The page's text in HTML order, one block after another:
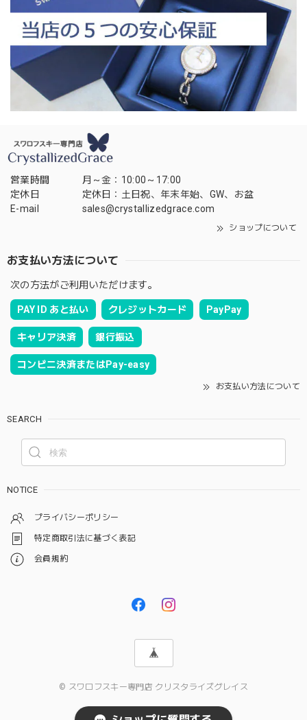
営業時間
月～金：10:00～17:00
定休日
定休日：土日祝、年末年始、GW、お盆
E-mail
sales@crystallizedgrace.com
ショップについて
お支払い方法について
次の方法がご利用いただけます。
PAY ID あと払い クレジットカード PayPay
キャリア決済 銀行振込
コンビニ決済またはPay-easy
お支払い方法について
SEARCH
NOTICE
プライバシーポリシー
特定商取引法に基づく表記
会員規約
© スワロフスキー専門店 クリスタライズグレイス